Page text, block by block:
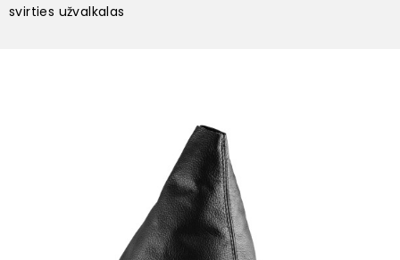
svirties užvalkalas